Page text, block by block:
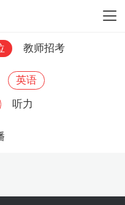
教师招考
英语
听力